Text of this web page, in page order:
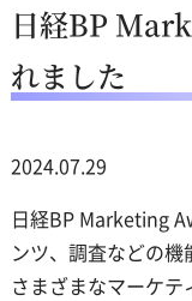
日経BP
れました
2024.07.29
日経BP Marketing
ンツ、調査などの
さまざまなマーケ